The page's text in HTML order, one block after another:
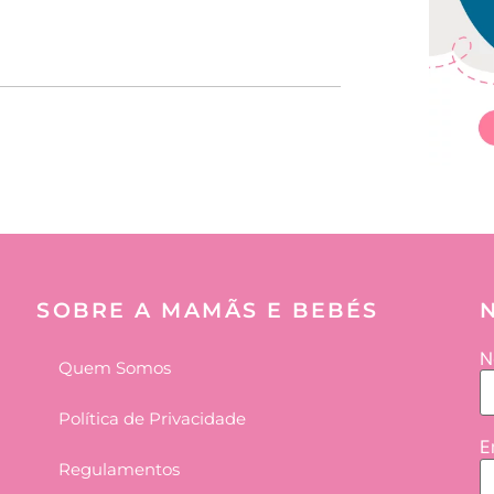
SOBRE A MAMÃS E BEBÉS
Quem Somos
Política de Privacidade
Regulamentos